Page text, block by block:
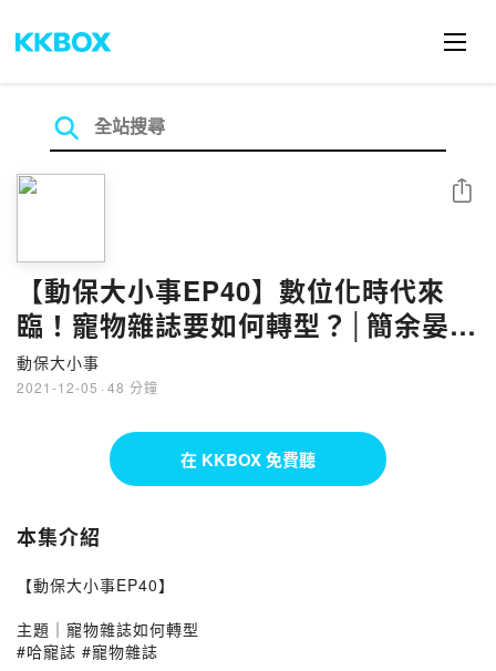
【動保大小事EP40】數位化時代來
臨！寵物雜誌要如何轉型？│簡余晏＆
黃慶榮 主持 │來賓頤和文化事業有限
公司廖曉萍社長
動保大小事
2021-12-05 · 48 分鐘
分享
在 KKBOX 免費聽
本集介紹
【動保大小事EP40】
主題｜寵物雜誌如何轉型
#哈寵誌 #寵物雜誌